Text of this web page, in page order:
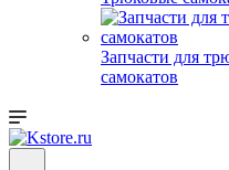
Запчасти для
самокатов